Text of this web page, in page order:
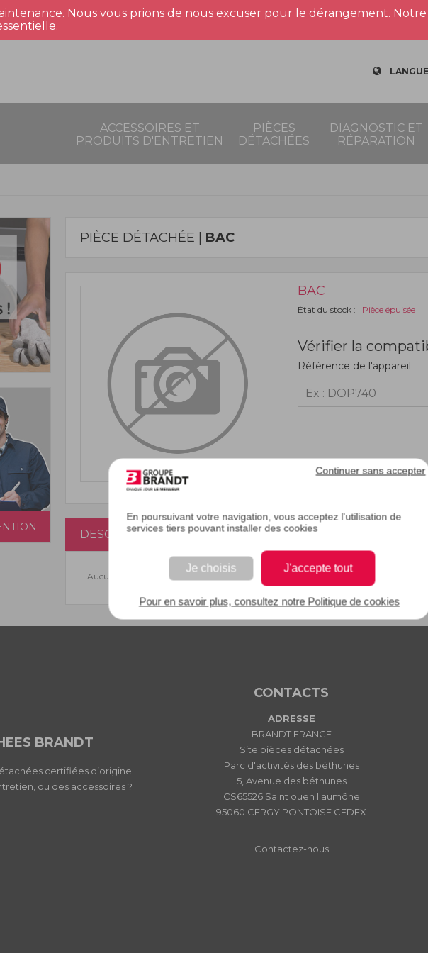
En poursuivant votre navigation, vous acceptez l'utilisation de
services tiers pouvant installer des cookies
Je choisis J'accepte tout
Continuer sans accepter
Pour en savoir plus, consultez notre Politique de cookies
Nous vous prions de nous excuser pour le dérangement.
ACCESSOIRES ET
PRODUITS D'ENTRETIEN
PIÈCES
DÉTACHÉES
DIAGNOSTIC ET
RÉPARATION
PIÈCE DÉTACHÉE | BAC
BAC
État du stock : Pièce épuisée
Vérifier la
Référence de l'appareil
DESCRIPTION
Aucune description.
BRANDT
certifiées d’origine
ou des accessoires ?
CONTACTS
ADRESSE
BRANDT FRANCE
Site pièces détachées
Parc d'activités des béthunes
5, Avenue des béthunes
CS65526 Saint ouen l'aumône
95060 CERGY PONTOISE CEDEX
Contactez-nous